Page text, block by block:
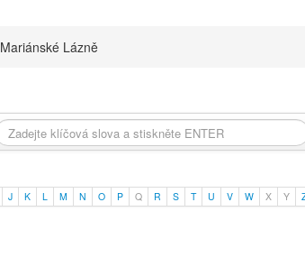
Mariánské Lázně
J K L M N O P Q R S T U V W X Y